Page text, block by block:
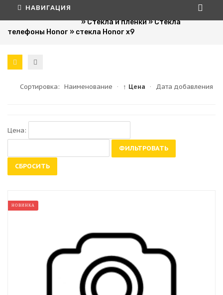
НАВИГАЦИЯ
Для сотовых телефонов
»Стекла и пленки»Стекла
телефоны Honor » стекла Honor x9
Сортировка: Наименование · ↑ Цена · Дата добавления
Цена:
ФИЛЬТРОВАТЬ
СБРОСИТЬ
НОВИНКА